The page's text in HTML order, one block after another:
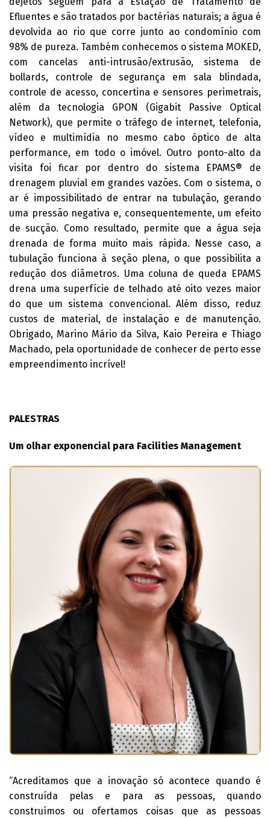
Efluentes e são tratados por bactérias naturais; a água é
devolvida ao rio que corre junto ao condomínio com
98% de pureza. Também conhecemos o sistema MOKED,
com cancelas anti-intrusão/extrusão, sistema de
bollards, controle de segurança em sala blindada,
controle de acesso, concertina e sensores perimetrais,
além da tecnologia GPON (Gigabit Passive Optical
Network), que permite o tráfego de internet, telefonia,
vídeo e multimídia no mesmo cabo óptico de alta
performance, em todo o imóvel. Outro ponto-alto da
visita foi ficar por dentro do sistema EPAMS® de
drenagem pluvial em grandes vazões. Com o sistema, o
ar é impossibilitado de entrar na tubulação, gerando
uma pressão negativa e, consequentemente, um efeito
de sucção. Como resultado, permite que a água seja
drenada de forma muito mais rápida. Nesse caso, a
tubulação funciona à seção plena, o que possibilita a
redução dos diâmetros. Uma coluna de queda EPAMS
drena uma superfície de telhado até oito vezes maior
do que um sistema convencional. Além disso, reduz
custos de material, de instalação e de manutenção.
Obrigado, Marino Mário da Silva, Kaio Pereira e Thiago
Machado, pela oportunidade de conhecer de perto esse
empreendimento incrível!
PALESTRAS
Um olhar exponencial para Facilities Management
“Acreditamos que a inovação só acontece quando é
construída pelas e para as pessoas, quando
construímos ou ofertamos coisas que as pessoas